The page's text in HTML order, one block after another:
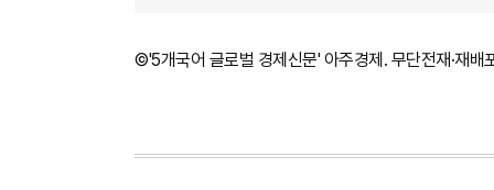
©'5개국어 글로벌 경제신문' 아주경제. 무단전재·재배